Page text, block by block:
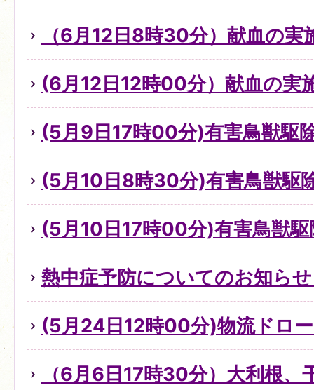
（6月12日8時30分）献血の実
(6月12日12時00分）献血の実
(5月9日17時00分)有害鳥獣駆
(5月10日8時30分)有害鳥獣駆
(5月10日17時00分)有害鳥獣
熱中症予防についてのお知ら
(5月24日12時00分)物流ドロ
（6月6日17時30分）大利根、